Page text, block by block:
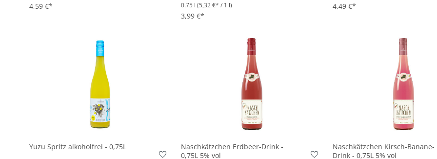
Durchschnittliche Bewertung von 5 von 5 Sternen
4,59 €* Durchschnittliche Bewertung von 4 von 5 Sternen
0.75 l (5,32 €* / 1 l)
3,99 €*
Durchschnittliche Bewertung
4,49 €*
Yuzu Spritz alkoholfrei - 0,75L
In den Korb
Naschkätzchen Erdbeer-Drink -
0,75L 5% vol
In den Korb
Naschkätzchen Kirsch-Banane-
Drink - 0,75L 5% vol
In den Korb